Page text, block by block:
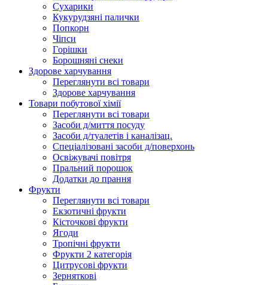
Сухарики
Кукурудзяні пaлички
Попкорн
Чіпси
Гoрішки
Борошняні снеки
Здорове харчування
Переглянути всі товари
Здорове харчування
Товари побутової хімії
Переглянути всі товари
Засоби д/миття посуду
Засоби д/туалетів і каналізац.
Спеціалізовані засоби д/поверхонь
Освіжувачі повітря
Пральний порошок
Додатки до прання
Фрукти
Переглянути всі товари
Екзoтичні фрукти
Кісточкові фрукти
Ягоди
Тропічні фрукти
Фрукти 2 категорія
Цитрусові фрукти
Зерняткові